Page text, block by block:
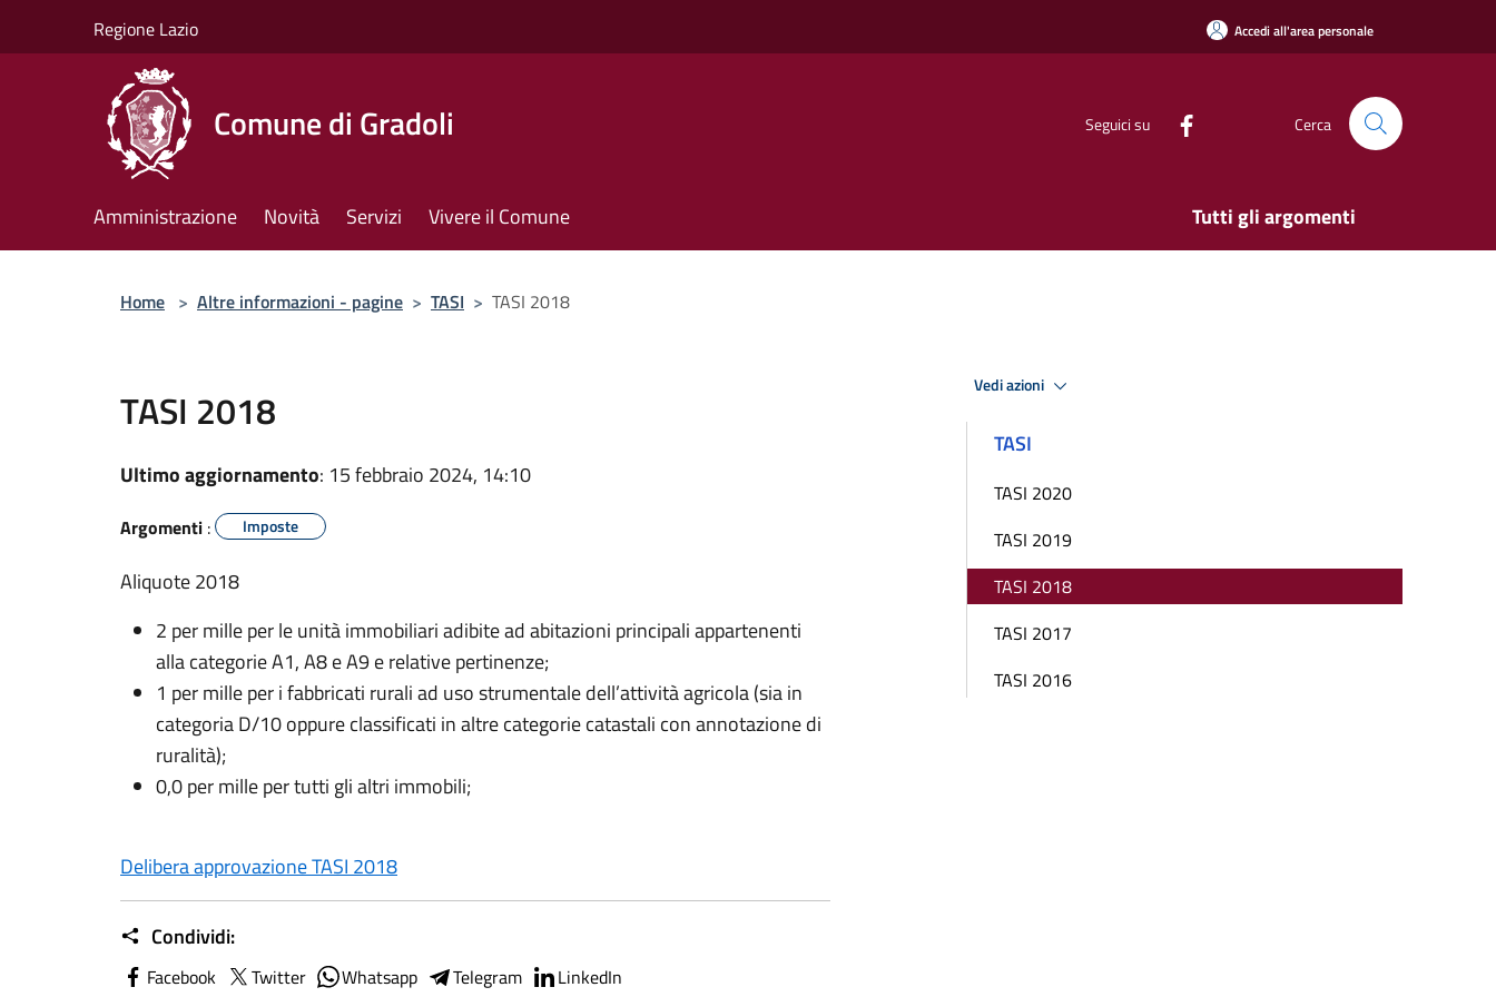
Regione Lazio Accedi all'area personale
Comune di Gradoli Seguici su Cerca
Amministrazione Novità Servizi Vivere il Comune Tutti gli argomenti
Home > Altre informazioni - pagine > TASI > TASI 2018
TASI 2018
Ultimo aggiornamento: 15 febbraio 2024, 14:10
Argomenti : Imposte
Aliquote 2018
2 per mille per le unità immobiliari adibite ad abitazioni principali appartenenti
alla categorie A1, A8 e A9 e relative pertinenze;
1 per mille per i fabbricati rurali ad uso strumentale dell’attività agricola (sia in
categoria D/10 oppure classificati in altre categorie catastali con annotazione di
ruralità);
0,0 per mille per tutti gli altri immobili;
Delibera approvazione TASI 2018
Condividi:
Facebook Twitter Whatsapp Telegram LinkedIn
Vedi azioni
TASI
TASI 2020
TASI 2019
TASI 2018
TASI 2017
TASI 2016